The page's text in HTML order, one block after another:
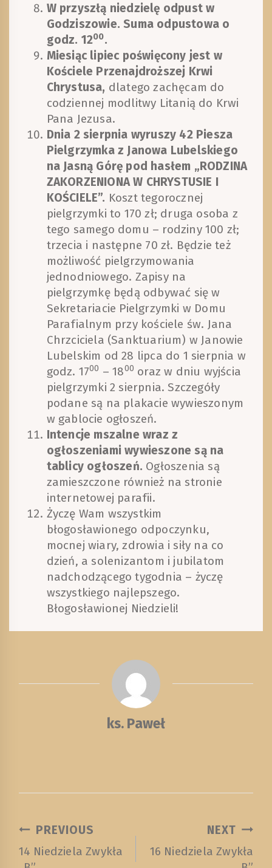
W przyszłą niedzielę odpust w
Godziszowie. Suma odpustowa o
godz. 1200.
Miesiąc lipiec poświęcony jest w
Kościele Przenajdroższej Krwi
Chrystusa, dlatego zachęcam do
codziennej modlitwy Litanią do Krwi
Pana Jezusa.
Dnia 2 sierpnia wyruszy 42 Piesza
Pielgrzymka z Janowa Lubelskiego
na Jasną Górę pod hasłem „RODZINA
ZAKORZENIONA W CHRYSTUSIE I
KOŚCIELE”. Koszt tegorocznej
pielgrzymki to 170 zł; druga osoba z
tego samego domu – rodziny 100 zł;
trzecia i następne 70 zł. Będzie też
możliwość pielgrzymowania
jednodniowego. Zapisy na
pielgrzymkę będą odbywać się w
Sekretariacie Pielgrzymki w Domu
Parafialnym przy kościele św. Jana
Chrzciciela (Sanktuarium) w Janowie
Lubelskim od 28 lipca do 1 sierpnia w
godz. 1700 – 1800 oraz w dniu wyjścia
pielgrzymki 2 sierpnia. Szczegóły
podane są na plakacie wywieszonym
w gablocie ogłoszeń.
Intencje mszalne wraz z
ogłoszeniami wywieszone są na
tablicy ogłoszeń. Ogłoszenia są
zamieszczone również na stronie
internetowej parafii.
Życzę Wam wszystkim
błogosławionego odpoczynku,
mocnej wiary, zdrowia i siły na co
dzień, a solenizantom i jubilatom
nadchodzącego tygodnia – życzę
wszystkiego najlepszego.
Błogosławionej Niedzieli!
ks. Paweł
NAWIGACJA
WPISU
PREVIOUS
14 Niedziela Zwykła
NEXT
16 Niedziela Zwykła